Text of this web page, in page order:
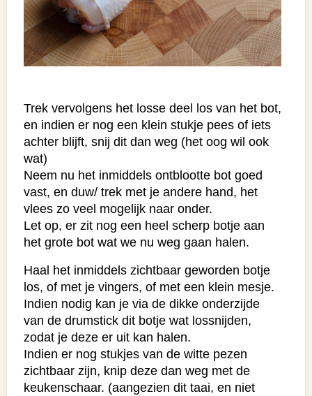
Trek vervolgens het losse deel los van het bot,
en indien er nog een klein stukje pees of iets
achter blijft, snij dit dan weg (het oog wil ook
wat)
Neem nu het inmiddels ontblootte bot goed
vast, en duw/ trek met je andere hand, het
vlees zo veel mogelijk naar onder.
Let op, er zit nog een heel scherp botje aan
het grote bot wat we nu weg gaan halen.
Haal het inmiddels zichtbaar geworden botje
los, of met je vingers, of met een klein mesje.
Indien nodig kan je via de dikke onderzijde
van de drumstick dit botje wat lossnijden,
zodat je deze er uit kan halen.
Indien er nog stukjes van de witte pezen
zichtbaar zijn, knip deze dan weg met de
keukenschaar. (aangezien dit taai, en niet